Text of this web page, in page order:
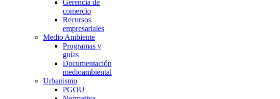
Gerencia de
comercio
Recursos
empresariales
Medio Ambiente
Programas y
guías
Documentación
medioambiental
Urbanismo
PGOU